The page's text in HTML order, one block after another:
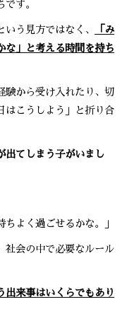
す。
う見方ではなく、
「み
な」と考える時間を持ち
験から受け入れたり、切
はこうしよう」と折り合
出てしまう子がいまし
ちよく過ごせるかな。」
社会の中で必要なルール
出来事はいくらでもあり